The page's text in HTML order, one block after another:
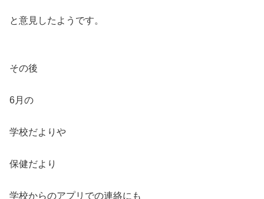
と意見したようです。
その後
6月の
学校だよりや
保健だより
学校からのアプリでの連絡にも